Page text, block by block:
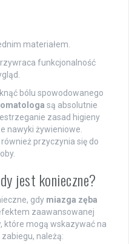
materiałem.
funkcjonalność
bólu spowodowanego
są absolutnie
zasad higieny
nawyki żywieniowe.
również przyczynia się do
jest konieczne?
gdy miazga zęba
zaawansowanej
które mogą wskazywać na
należą: